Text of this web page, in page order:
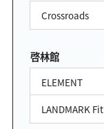
Crossroads
啓林館
ELEMENT
LANDMARK Fit